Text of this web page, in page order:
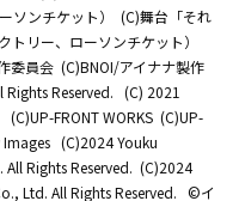
ソンチケット）
(C)舞台「それ
トリー、ローソンチケット）
委員会 (C)BNOI/アイナナ製作
Rights Reserved. (C) 2021
(C)UP-FRONT WORKS (C)UP-
(C)2024 Youku
Rights Reserved. (C)2024
Ltd. All Rights Reserved. ©イ